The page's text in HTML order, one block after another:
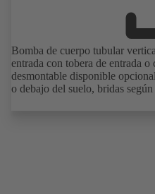
Bomba de cuerpo tubular
entrada con tobera de entrada
desmontable disponible
o debajo del suelo, bridas